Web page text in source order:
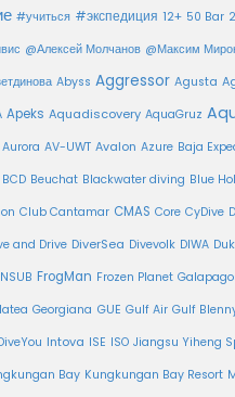
#учиться #экспедиция 12+ 50 Bar
@Алексей Молчанов @Максим
Abyss Aggressor Agusta
Apeks Aquadiscovery AquaGruz
Aurora AV-UWT Avalon Azure Baja
BCD Beuchat Blackwater diving Blue
Club Cantamar CMAS Core CyDive
and Drive DiverSea Divevolk DIWA
FrogMan Frozen Planet
Georgiana GUE Gulf Air Gulf
Intova ISE ISO Jiangsu Yiheng
Bay Kungkungan Bay Resort